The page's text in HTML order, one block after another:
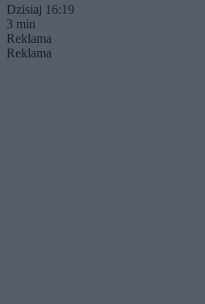
Dzisiaj 16:19
3 min
Reklama
Reklama